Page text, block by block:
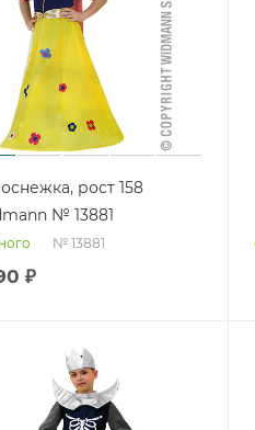
рост 158
№ 13881
№ 13881
₽